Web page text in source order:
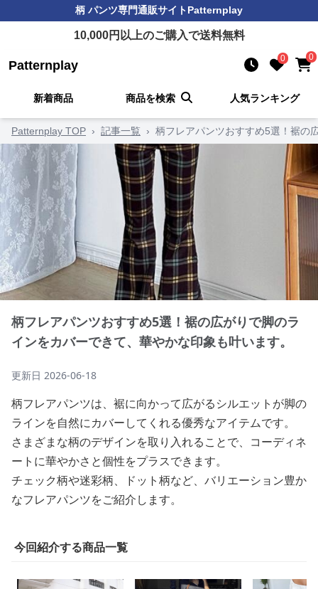
柄 パンツ専門通販サイトPatternplay
10,000円以上のご購入で送料無料
Patternplay 0 0
新着商品 商品を検索 人気ランキング
Patternplay TOP › 記事一覧 › 柄フレアパンツおすすめ5選！裾の
柄フレアパンツおすすめ5選！裾の広がりで脚のラ
インをカバーできて、華やかな印象も叶います。
更新日 2026-06-18
柄フレアパンツは、裾に向かって広がるシルエットが脚の
ラインを自然にカバーしてくれる優秀なアイテムです。
さまざまな柄のデザインを取り入れることで、コーディネ
ートに華やかさと個性をプラスできます。
チェック柄や迷彩柄、ドット柄など、バリエーション豊か
なフレアパンツをご紹介します。
今回紹介する商品一覧